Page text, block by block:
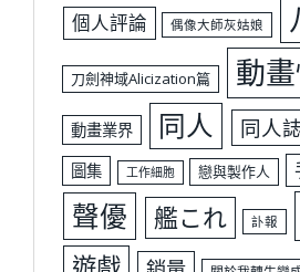
個人評論 偶像大師灰姑娘
刀劍神域Alicization篇 動
動畫業界 同人 同人
圖集 工作細胞 戀與製作人
聲優 艦これ 訃報